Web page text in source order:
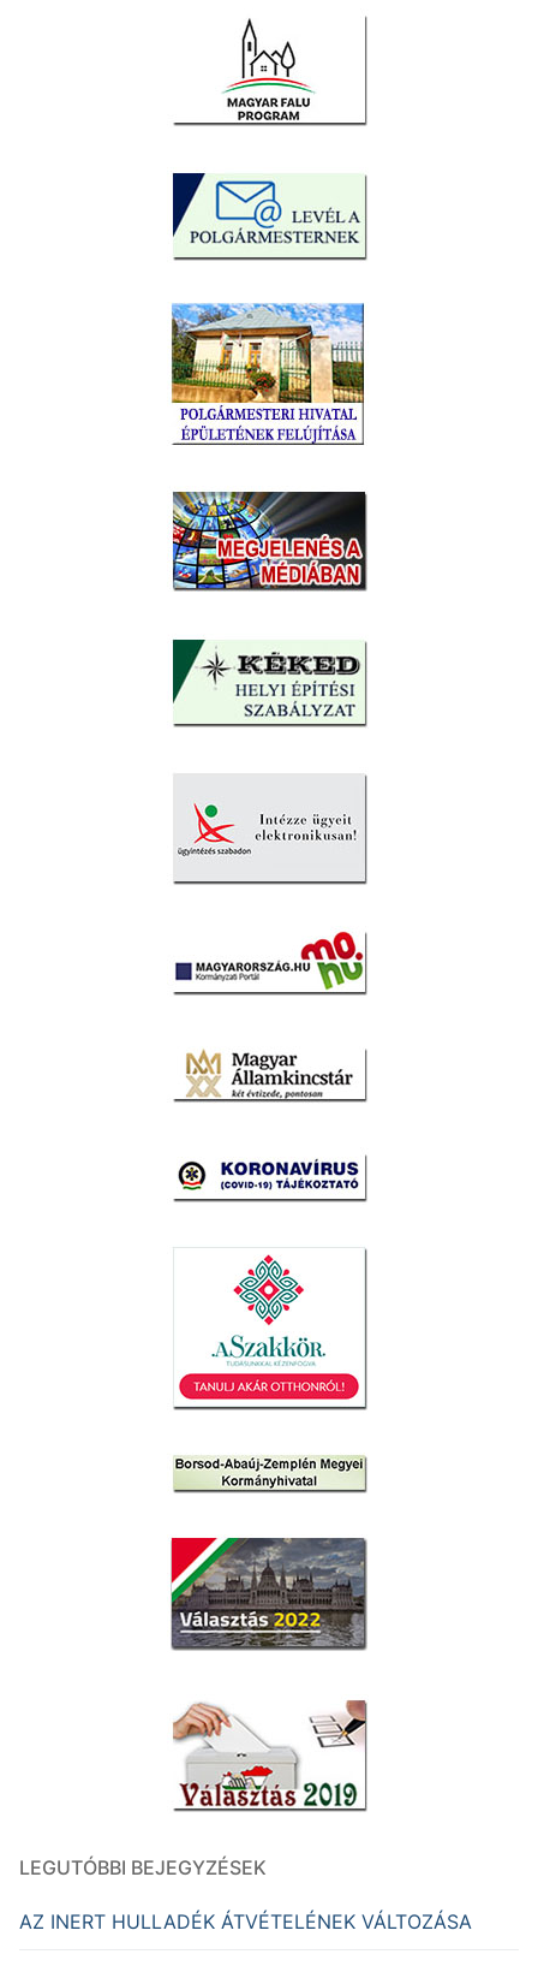
LEGUTÓBBI BEJEGYZÉSEK
AZ INERT HULLADÉK ÁTVÉTELÉNEK VÁLTOZÁSA